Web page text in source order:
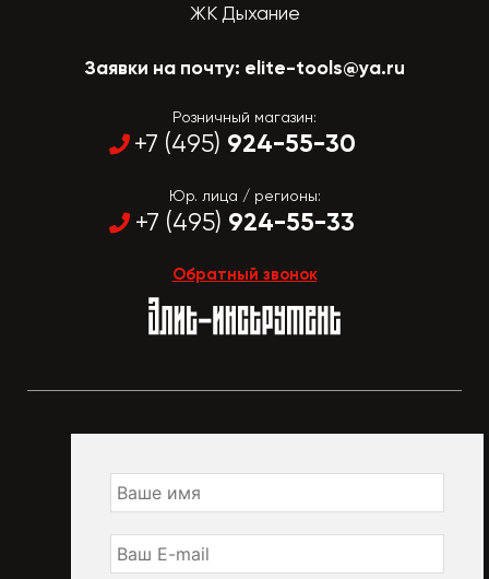
ЖК Дыхание
Заявки на почту: elite-tools@ya.ru
Розничный магазин:
+7 (495) 924-55-30
Юр. лица / регионы:
+7 (495) 924-55-33
Обратный звонок